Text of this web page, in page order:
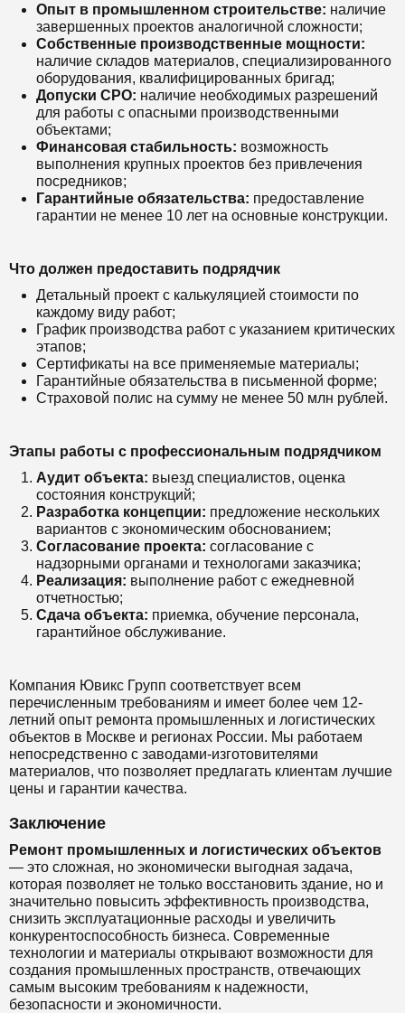
Опыт в промышленном строительстве: наличие
завершенных проектов аналогичной сложности;
Собственные производственные мощности:
наличие складов материалов, специализированного
оборудования, квалифицированных бригад;
Допуски СРО: наличие необходимых разрешений
для работы с опасными производственными
объектами;
Финансовая стабильность: возможность
выполнения крупных проектов без привлечения
посредников;
Гарантийные обязательства: предоставление
гарантии не менее 10 лет на основные конструкции.
Что должен предоставить подрядчик
Детальный проект с калькуляцией стоимости по
каждому виду работ;
График производства работ с указанием критических
этапов;
Сертификаты на все применяемые материалы;
Гарантийные обязательства в письменной форме;
Страховой полис на сумму не менее 50 млн рублей.
Этапы работы с профессиональным подрядчиком
Аудит объекта: выезд специалистов, оценка
состояния конструкций;
Разработка концепции: предложение нескольких
вариантов с экономическим обоснованием;
Согласование проекта: согласование с
надзорными органами и технологами заказчика;
Реализация: выполнение работ с ежедневной
отчетностью;
Сдача объекта: приемка, обучение персонала,
гарантийное обслуживание.
Компания Ювикс Групп соответствует всем
перечисленным требованиям и имеет более чем 12-
летний опыт ремонта промышленных и логистических
объектов в Москве и регионах России. Мы работаем
непосредственно с заводами-изготовителями
материалов, что позволяет предлагать клиентам лучшие
цены и гарантии качества.
Заключение
Ремонт промышленных и логистических объектов
— это сложная, но экономически выгодная задача,
которая позволяет не только восстановить здание, но и
значительно повысить эффективность производства,
снизить эксплуатационные расходы и увеличить
конкурентоспособность бизнеса. Современные
технологии и материалы открывают возможности для
создания промышленных пространств, отвечающих
самым высоким требованиям к надежности,
безопасности и экономичности.